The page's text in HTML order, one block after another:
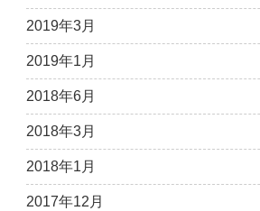
2019年3月
2019年1月
2018年6月
2018年3月
2018年1月
2017年12月